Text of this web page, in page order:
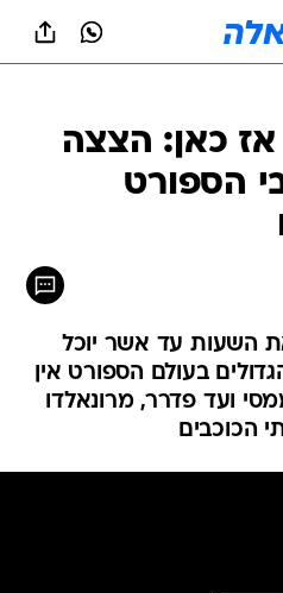
אז כאן: הצצה
הספורט
השעות עד אשר יוכל
בעולם הספורט אין
ועד פדרר, מרונאלדו
הכוכבים